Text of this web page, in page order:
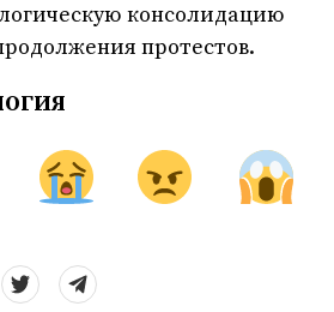
консолидацию
протестов.